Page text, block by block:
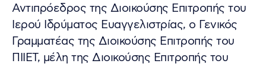
Αντιπρόεδρος της Διοικούσης Επιτροπής του
Ιερού Ιδρύματος Ευαγγελιστρίας, ο Γενικός
Γραμματέας της Διοικούσης Επιτροπής του
ΠΙΙΕΤ, μέλη της Διοικούσης Επιτροπής του